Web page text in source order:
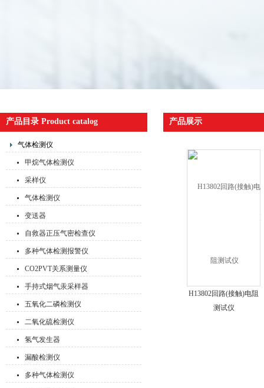
产品目录 Product catalog
气体检测仪
甲烷气体检测仪
采样仪
气体检测仪
变送器
自救器正压气密检查仪
多种气体检测报警仪
CO2PVT关系测量仪
手持式烟气汞采样器
五氧化二磷检测仪
二氧化硫检测仪
氢气发生器
漏酸检测仪
多种气体检测仪
产品展示
H13802回路(接触)电阻
测试仪